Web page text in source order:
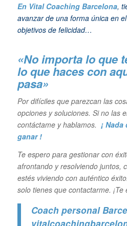
En Vital Coaching Barcelona,
avanzar de una forma única en
objetivos de felicidad…
«No importa lo que
lo que haces con
pasa»
Por difíciles que parezcan las
opciones y soluciones. Si no las
contáctame y hablamos. ¡
ganar !
Te espero para gestionar con
afrontando y resolviendo juntos,
estés viviendo con auténtico
solo tienes que contactarme. ¡Te
Coach personal